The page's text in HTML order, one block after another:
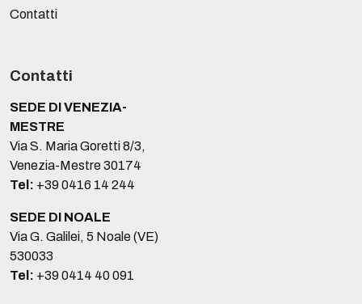
Contatti
Contatti
SEDE DI VENEZIA-
MESTRE
Via S. Maria Goretti 8/3,
Venezia-Mestre 30174
Tel: +39 0416 14 244
SEDE DI NOALE
Via G. Galilei, 5 Noale (VE)
530033
Tel: +39 0414 40 091